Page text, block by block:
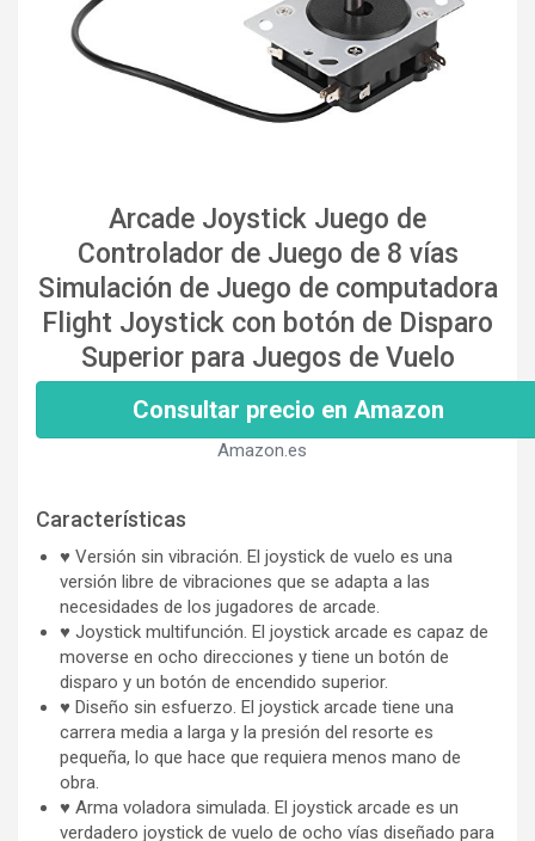
Arcade Joystick Juego de
Controlador de Juego de 8 vías
Simulación de Juego de computadora
Flight Joystick con botón de Disparo
Superior para Juegos de Vuelo
Consultar precio en Amazon
Amazon.es
Características
♥ Versión sin vibración. El joystick de vuelo es una
versión libre de vibraciones que se adapta a las
necesidades de los jugadores de arcade.
♥ Joystick multifunción. El joystick arcade es capaz de
moverse en ocho direcciones y tiene un botón de
disparo y un botón de encendido superior.
♥ Diseño sin esfuerzo. El joystick arcade tiene una
carrera media a larga y la presión del resorte es
pequeña, lo que hace que requiera menos mano de
obra.
♥ Arma voladora simulada. El joystick arcade es un
verdadero joystick de vuelo de ocho vías diseñado para